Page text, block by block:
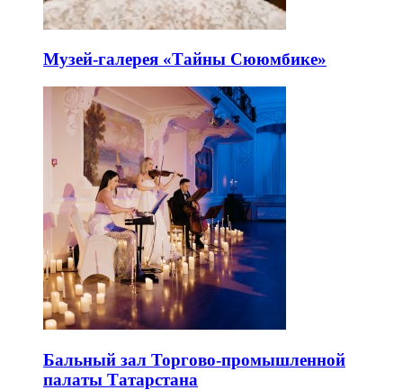
Музей-галерея «Тайны Сююмбике»
Бальный зал Торгово-промышленной
палаты Татарстана